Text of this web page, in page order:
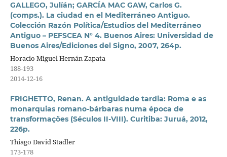
GALLEGO, Julíán; GARCÍA MAC GAW, Carlos G.
(comps.). La ciudad en el Mediterráneo Antiguo.
Colección Razón Política/Estudios del Mediterráneo
Antiguo – PEFSCEA N° 4. Buenos Aires: Universidad de
Buenos Aires/Ediciones del Signo, 2007, 264p.
Horacio Miguel Hernán Zapata
188-193
2014-12-16
FRIGHETTO, Renan. A antiguidade tardia: Roma e as
monarquias romano-bárbaras numa época de
transformações (Séculos II-VIII). Curitiba: Juruá, 2012,
226p.
Thiago David Stadler
173-178